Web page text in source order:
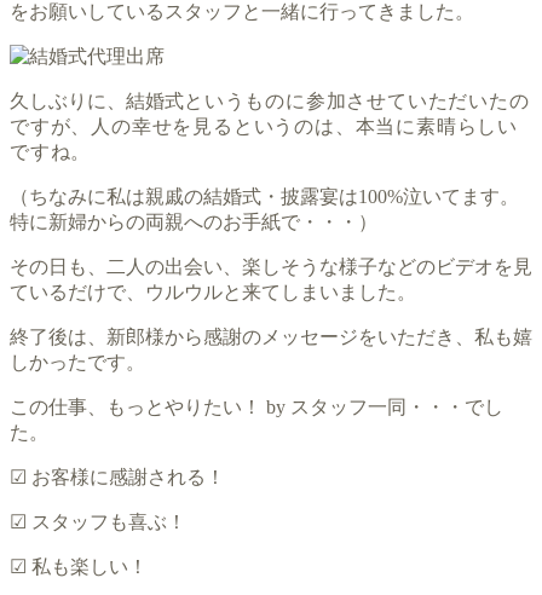
をお願いしているスタッフと一緒に行ってきました。
久しぶりに、結婚式というものに参加させていただいたの
ですが、人の幸せを見るというのは、本当に素晴らしい
ですね。
（ちなみに私は親戚の結婚式・披露宴は100%泣いてます。
特に新婦からの両親へのお手紙で・・・）
その日も、二人の出会い、楽しそうな様子などのビデオを見
ているだけで、ウルウルと来てしまいました。
終了後は、新郎様から感謝のメッセージをいただき、私も嬉
しかったです。
この仕事、もっとやりたい！ by スタッフ一同・・・でし
た。
☑ お客様に感謝される！
☑ スタッフも喜ぶ！
☑ 私も楽しい！